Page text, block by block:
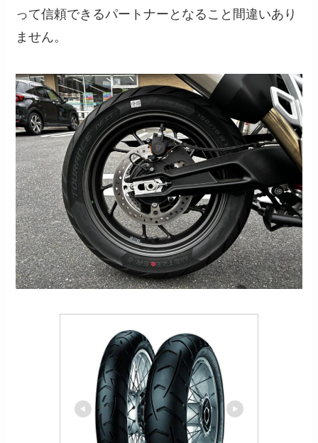
って信頼できるパートナーとなること間違いあり
ません。